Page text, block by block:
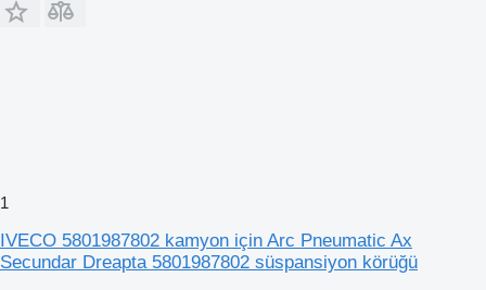
1
IVECO 5801987802 kamyon için Arc Pneumatic Ax
Secundar Dreapta 5801987802 süspansiyon körüğü